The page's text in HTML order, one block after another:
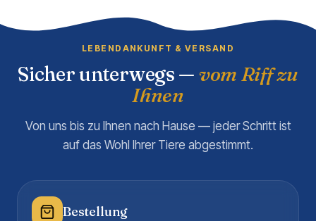
LEBENDANKUNFT & VERSAND
Sicher unterwegs — vom Riff zu
Ihnen
Von uns bis zu Ihnen nach Hause — jeder Schritt ist
auf das Wohl Ihrer Tiere abgestimmt.
Bestellung